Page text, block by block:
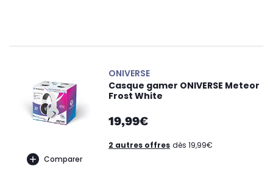
Comparer
ONIVERSE
Casque gamer ONIVERSE Meteor
Frost White
19,99€
2 autres offres dès 19,99€